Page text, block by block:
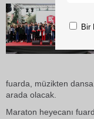
fuarda, müzikten
arada olacak.
Maraton heyecanı
Bir